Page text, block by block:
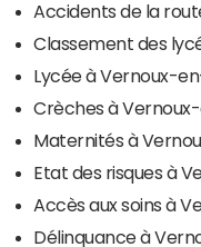
Accidents de la
Classement des
Lycée à Vernoux-
Crèches à
Maternités à
Etat des risques à
Accès aux soins à
Délinquance à